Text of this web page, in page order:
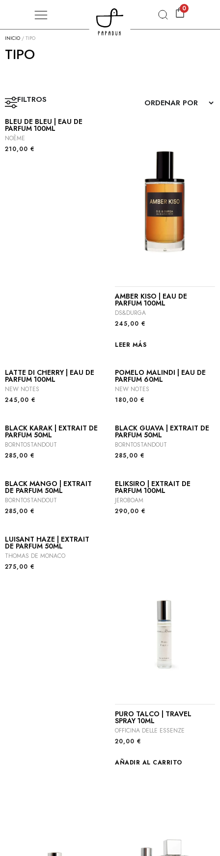
0
INICIO / TIPO
TIPO
FILTROS
BLEU DE BLEU | EAU DE
PARFUM 100ML
NOÈME
210,00 €
AMBER KISO | EAU DE
PARFUM 100ML
DS&DURGA
245,00 €
LEER MÁS
LATTE DI CHERRY | EAU DE
PARFUM 100ML
NEW NOTES
245,00 €
POMELO MALINDI | EAU DE
PARFUM 60ML
NEW NOTES
180,00 €
BLACK KARAK | EXTRAIT DE
PARFUM 50ML
BORNTOSTANDOUT
285,00 €
BLACK GUAVA | EXTRAIT DE
PARFUM 50ML
BORNTOSTANDOUT
285,00 €
BLACK MANGO | EXTRAIT
DE PARFUM 50ML
BORNTOSTANDOUT
285,00 €
ELIKSIRO | EXTRAIT DE
PARFUM 100ML
JEROBOAM
290,00 €
LUISANT HAZE | EXTRAIT
DE PARFUM 50ML
THOMAS DE MONACO
275,00 €
PURO TALCO | TRAVEL
SPRAY 10ML
OFFICINA DELLE ESSENZE
20,00 €
AÑADIR AL CARRITO